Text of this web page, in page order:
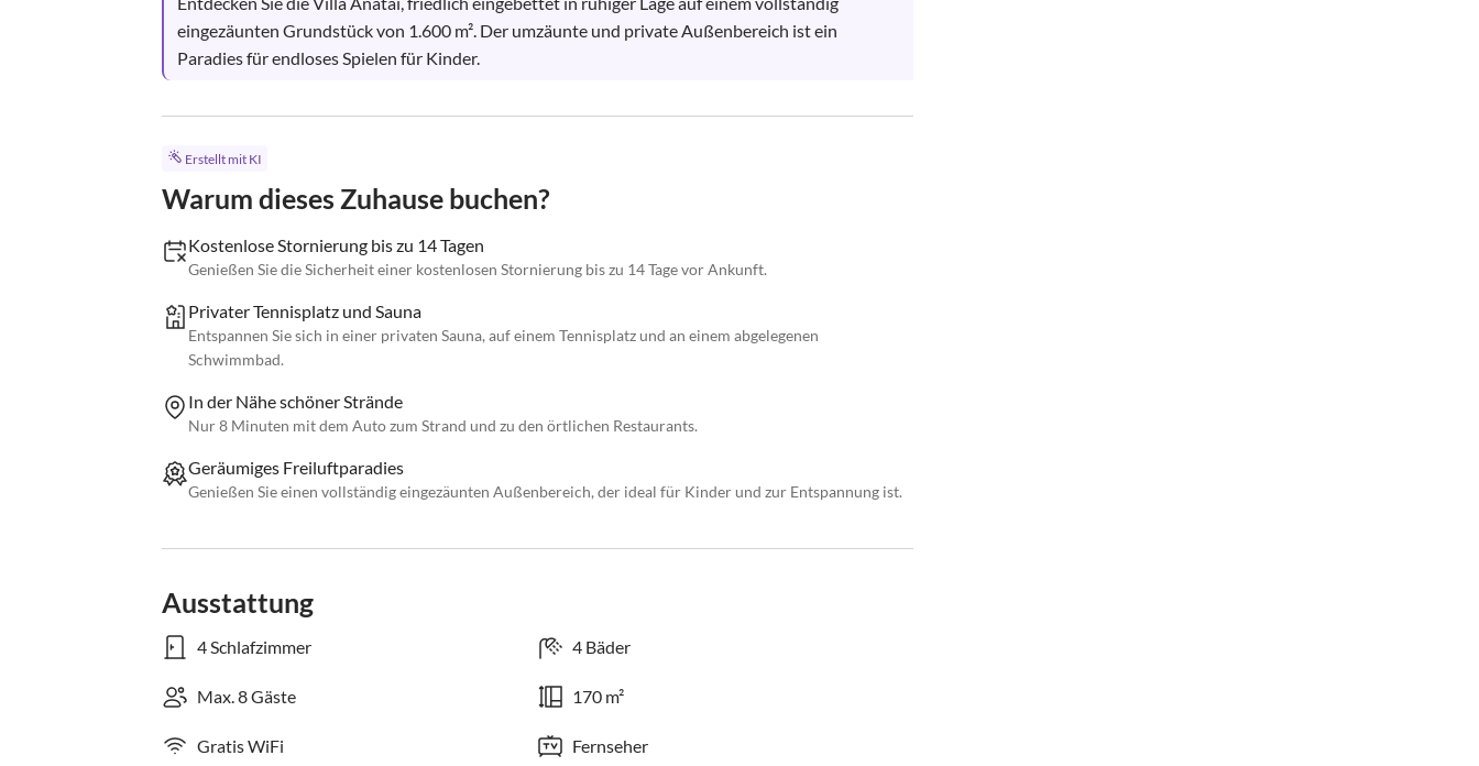
eingezäunten Grundstück von 1.600 m². Der umzäunte und private Außenbereich ist ein
Paradies für endloses Spielen für Kinder.
Erstellt mit KI
Warum dieses Zuhause buchen?
Kostenlose Stornierung bis zu 14 Tagen
Genießen Sie die Sicherheit einer kostenlosen Stornierung bis zu 14 Tage vor Ankunft.
Privater Tennisplatz und Sauna
Entspannen Sie sich in einer privaten Sauna, auf einem Tennisplatz und an einem abgelegenen
Schwimmbad.
In der Nähe schöner Strände
Nur 8 Minuten mit dem Auto zum Strand und zu den örtlichen Restaurants.
Geräumiges Freiluftparadies
Genießen Sie einen vollständig eingezäunten Außenbereich, der ideal für Kinder und zur Entspannung ist.
Ausstattung
4 Schlafzimmer 4 Bäder
Max. 8 Gäste 170 m²
Gratis WiFi Fernseher